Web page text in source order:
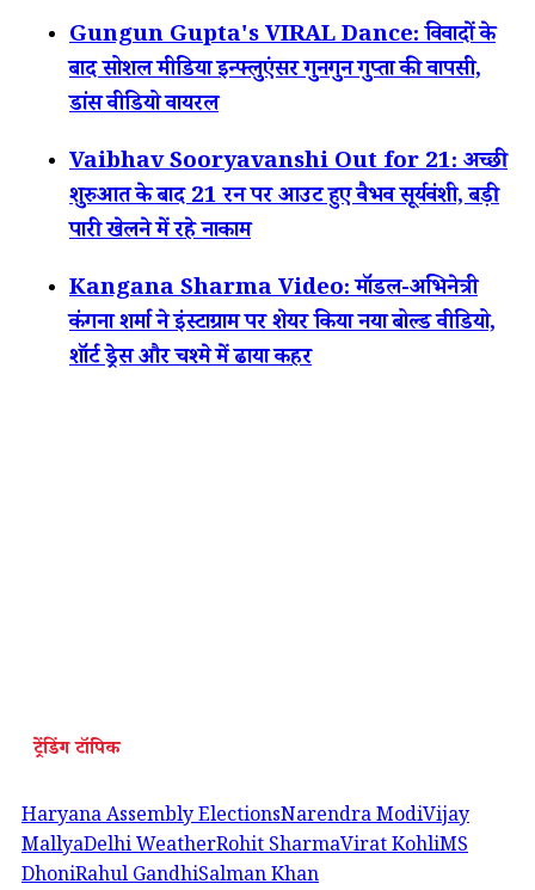
Gungun Gupta's VIRAL Dance: विवादों के
बाद सोशल मीडिया इन्फ्लुएंसर गुनगुन गुप्ता की वापसी,
डांस वीडियो वायरल
Vaibhav Sooryavanshi Out for 21: अच्छी
शुरुआत के बाद 21 रन पर आउट हुए वैभव सूर्यवंशी, बड़ी
पारी खेलने में रहे नाकाम
Kangana Sharma Video: मॉडल-अभिनेत्री
कंगना शर्मा ने इंस्टाग्राम पर शेयर किया नया बोल्ड वीडियो,
शॉर्ट ड्रेस और चश्मे में ढाया कहर
ट्रेंडिंग टॉपिक
Haryana Assembly ElectionsNarendra ModiVijay
MallyaDelhi WeatherRohit SharmaVirat KohliMS
DhoniRahul GandhiSalman Khan